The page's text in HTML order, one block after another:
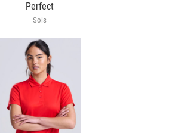
Perfect
Sols